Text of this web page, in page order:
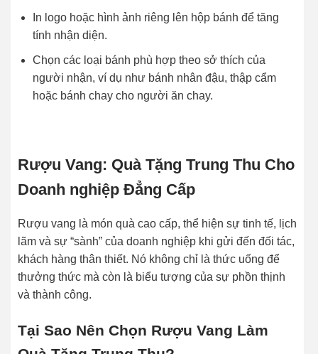
In logo hoặc hình ảnh riêng lên hộp bánh để tăng
tính nhận diện.
Chọn các loại bánh phù hợp theo sở thích của
người nhận, ví dụ như bánh nhân đậu, thập cẩm
hoặc bánh chay cho người ăn chay.
Rượu Vang: Quà Tặng Trung Thu Cho
Doanh nghiệp Đẳng Cấp
Rượu vang là món quà cao cấp, thể hiện sự tinh tế, lịch
lãm và sự “sành” của doanh nghiệp khi gửi đến đối tác,
khách hàng thân thiết. Nó không chỉ là thức uống để
thưởng thức mà còn là biểu tượng của sự phồn thịnh
và thành công.
Tại Sao Nên Chọn Rượu Vang Làm